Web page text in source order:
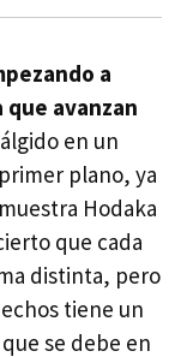
a
avanzan
en un
plano, ya
Hodaka
que cada
distinta, pero
tiene un
se debe en